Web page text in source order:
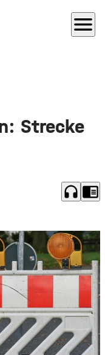
menu
Strecke
headphones chrome_reader_mode